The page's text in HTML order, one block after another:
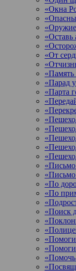
«Окна
«Оставь
«От
«Память
«Парад
«Парта
«По
«По
«Поиск
«Помоги
«Помоги